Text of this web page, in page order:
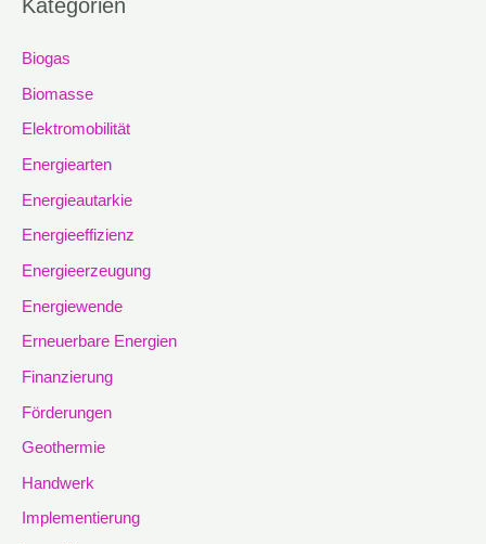
Kategorien
Biogas
Biomasse
Elektromobilität
Energiearten
Energieautarkie
Energieeffizienz
Energieerzeugung
Energiewende
Erneuerbare Energien
Finanzierung
Förderungen
Geothermie
Handwerk
Implementierung